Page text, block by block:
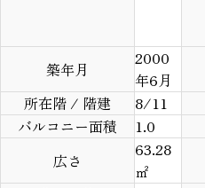
築年月
2000
年6月
所在階 / 階建
8/11
バルコニー面積
1.0
広さ
63.28
㎡